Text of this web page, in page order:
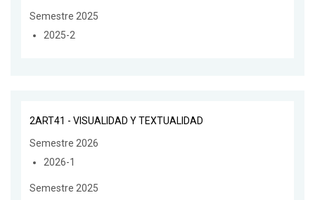
Semestre 2025
2025-2
2ART41 - VISUALIDAD Y TEXTUALIDAD
Semestre 2026
2026-1
Semestre 2025